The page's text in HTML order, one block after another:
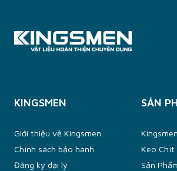
KINGSMEN
Giới thiệu về Kingsmen
Chính sách bảo hành
Đăng ký đại lý
SẢN
Keo Chít
Sản